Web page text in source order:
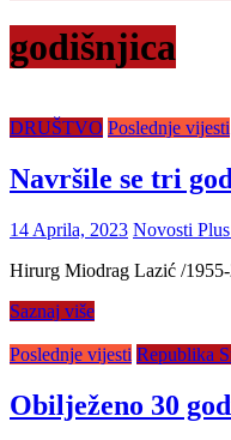
godišnjica
DRUŠTVO Poslednje vijesti
Navršile se tri
14 Aprila, 2023 Novosti Plus
Hirurg Miodrag Lazić /
Saznaj više
Poslednje vijesti Republika
Obilježeno 30